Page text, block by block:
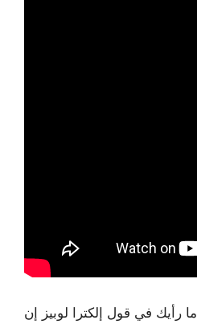
ما رأيك في قول إلكترا لوبيز إن WWE لم يمنحها الفرص